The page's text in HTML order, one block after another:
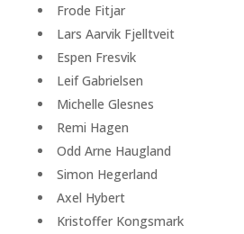
Frode Fitjar
Lars Aarvik Fjelltveit
Espen Fresvik
Leif Gabrielsen
Michelle Glesnes
Remi Hagen
Odd Arne Haugland
Simon Hegerland
Axel Hybert
Kristoffer Kongsmark